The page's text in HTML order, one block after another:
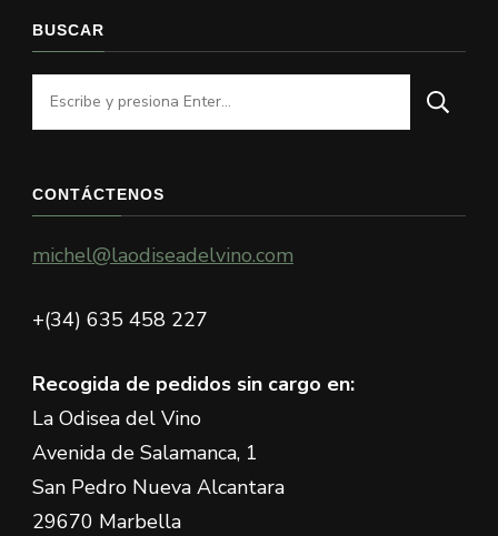
BUSCAR
¿Buscas
algo?
CONTÁCTENOS
michel@laodiseadelvino.com
+(34) 635 458 227
Recogida de pedidos sin cargo en:
La Odisea del Vino
Avenida de Salamanca, 1
San Pedro Nueva Alcantara
29670 Marbella